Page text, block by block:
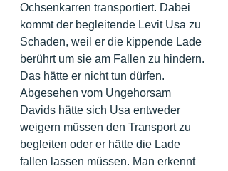
Ochsenkarren transportiert. Dabei
kommt der begleitende Levit Usa zu
Schaden, weil er die kippende Lade
berührt um sie am Fallen zu hindern.
Das hätte er nicht tun dürfen.
Abgesehen vom Ungehorsam
Davids hätte sich Usa entweder
weigern müssen den Transport zu
begleiten oder er hätte die Lade
fallen lassen müssen. Man erkennt